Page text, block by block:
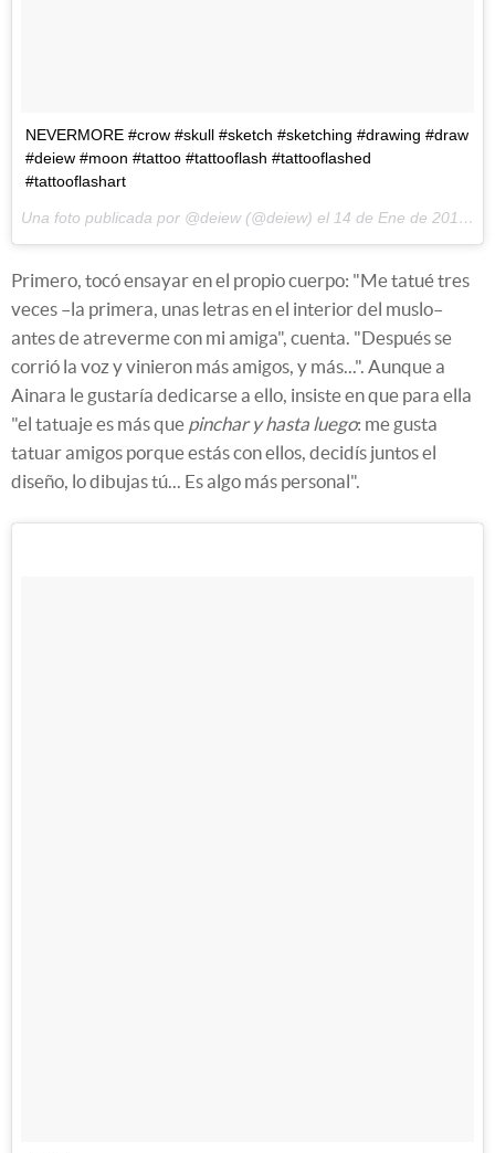
NEVERMORE #crow #skull #sketch #sketching #drawing #draw
#deiew #moon #tattoo #tattooflash #tattooflashed
#tattooflashart
Una foto publicada por @deiew (@deiew) el 14 de Ene de 2016 a la(s) 1:43 PST
Primero, tocó ensayar en el propio cuerpo: "Me tatué tres
veces –la primera, unas letras en el interior del muslo–
antes de atreverme con mi amiga", cuenta. "Después se
corrió la voz y vinieron más amigos, y más...". Aunque a
Ainara le gustaría dedicarse a ello, insiste en que para ella
"el tatuaje es más que pinchar y hasta luego: me gusta
tatuar amigos porque estás con ellos, decidís juntos el
diseño, lo dibujas tú... Es algo más personal".